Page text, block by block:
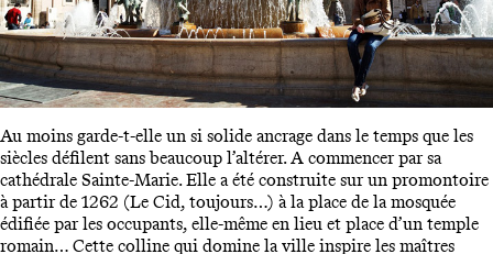
Au moins garde-t-elle un si solide ancrage dans le temps que les
siècles défilent sans beaucoup l’altérer. A commencer par sa
cathédrale Sainte-Marie. Elle a été construite sur un promontoire
à partir de 1262 (Le Cid, toujours…) à la place de la mosquée
édifiée par les occupants, elle-même en lieu et place d’un temple
romain… Cette colline qui domine la ville inspire les maîtres